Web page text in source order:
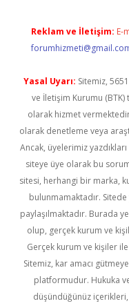
Reklam ve İletişim: E-
Yasal Uyarı: Sitemiz,
ve İletişim Kurumu (BTK)
olarak hizmet
olarak denetleme veya
Ancak, üyelerimiz
siteye üye olarak bu
sitesi, herhangi bir marka,
bulunmamaktadır. Sitede
paylaşılmaktadır. Burada
olup, gerçek kurum ve
Gerçek kurum ve kişiler
Sitemiz, kar amacı
platformudur. Hukuka
düşündüğünüz içerikleri,